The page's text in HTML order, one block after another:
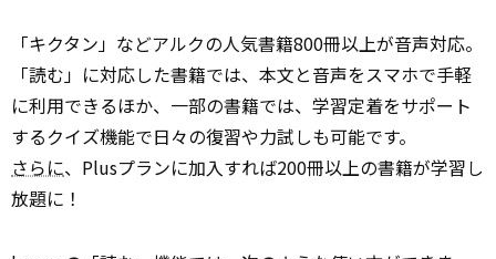
「キクタン」などアルクの人気書籍800冊以上が音声対応。
「読む」に対応した書籍では、本文と音声をスマホで手軽
に利用できるほか、一部の書籍では、学習定着をサポート
するクイズ機能で日々の復習や力試しも可能です。
さらに、Plusプランに加入すれば200冊以上の書籍が学習し
放題に！